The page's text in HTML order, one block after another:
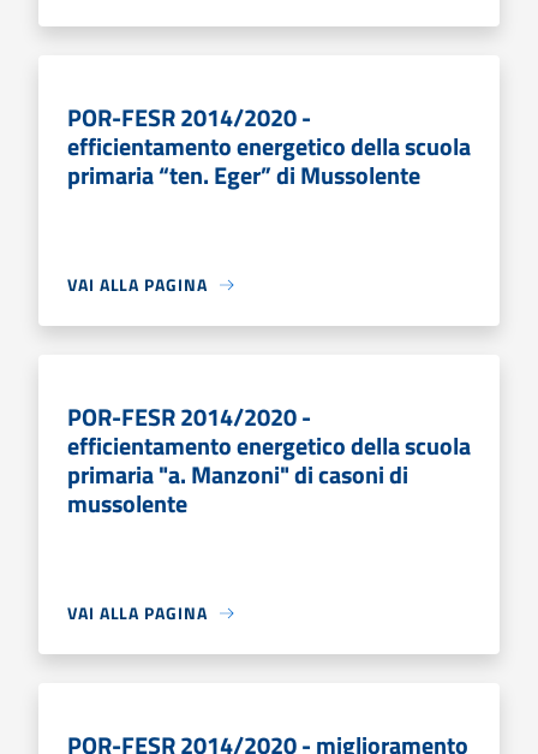
POR-FESR 2014/2020 -
efficientamento energetico della scuola
primaria “ten. Eger” di Mussolente
VAI ALLA PAGINA
POR-FESR 2014/2020 -
efficientamento energetico della scuola
primaria "a. Manzoni" di casoni di
mussolente
VAI ALLA PAGINA
POR-FESR 2014/2020 - miglioramento